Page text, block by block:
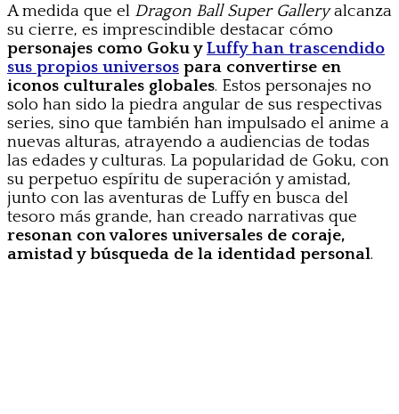
A medida que el Dragon Ball Super Galleryalcanza
su cierre, es imprescindible destacar cómo
personajes como Goku yLuffy han trascendido
sus propios universos para convertirse en
iconos culturales globales. Estos personajes no
solo han sido la piedra angular de sus respectivas
series, sino que también han impulsado el anime a
nuevas alturas, atrayendo a audiencias de todas
las edades y culturas. La popularidad de Goku, con
su perpetuo espíritu de superación y amistad,
junto con las aventuras de Luffy en busca del
tesoro más grande, han creado narrativas que
resonan con valores universales de coraje,
amistad y búsqueda de la identidad personal.